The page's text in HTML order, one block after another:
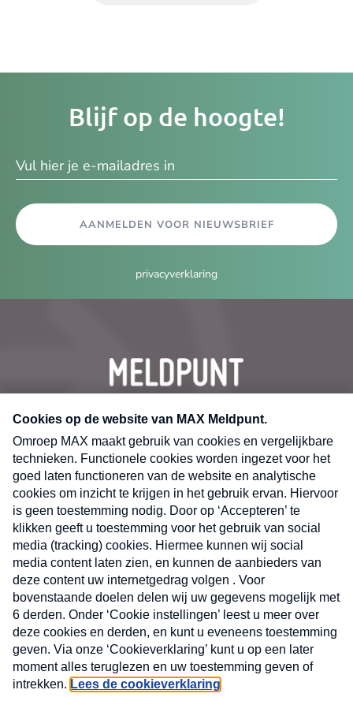
Blijf op de hoogte!
AANMELDEN VOOR NIEUWSBRIEF
privacyverklaring
CONTACT
Volg ons op
MAX Cookieverklaring Kwetsbaarheid
X
Nieuwsbrief
Neem hier een gratis abonnement op de MAX
Consumenten nieuwsbrief. Elke maandag en
donderdag in uw mailbox.